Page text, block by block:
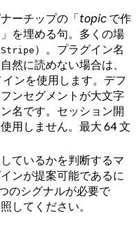
ーチップの「topic で作
を埋める句。多くの場
Stripe ）。プラグイン名
然に読めない場合は、
ンを使用します。デフ
ンセグメントが大文字
名です。セッション開
用しません。最大 64 文
ているかを判断するマ
ンが提案可能であるに
のシグナルが必要で
してください。